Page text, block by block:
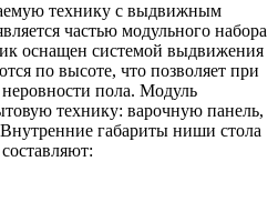
технику с выдвижным
частью модульного набора
оснащен системой выдвижения
по высоте, что позволяет при
неровности пола. Модуль
технику: варочную панель,
габариты ниши стола